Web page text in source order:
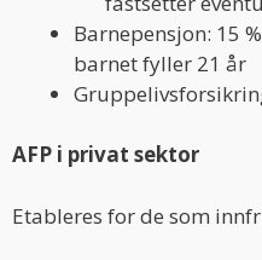
Barnepensjon: 15
barnet fyller 21 år
AFP i privat sektor
Etableres for de som